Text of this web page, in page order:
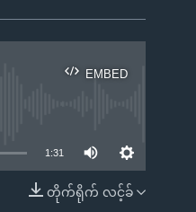
EMBED
EMBED
1:31
တိုက်ရိုက် လင့်ခ်